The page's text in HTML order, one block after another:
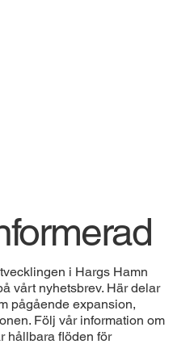
i Hargs Hamn
vårt nyhetsbrev. Här delar
pågående expansion,
Följ vår information om
hållbara flöden för